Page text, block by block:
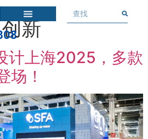
创新
计上海2025，多款
场！